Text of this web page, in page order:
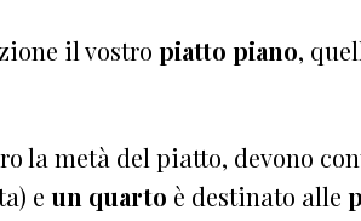
il vostropiatto piano,
la metà del piatto, devono
eun quarto è destinato alle